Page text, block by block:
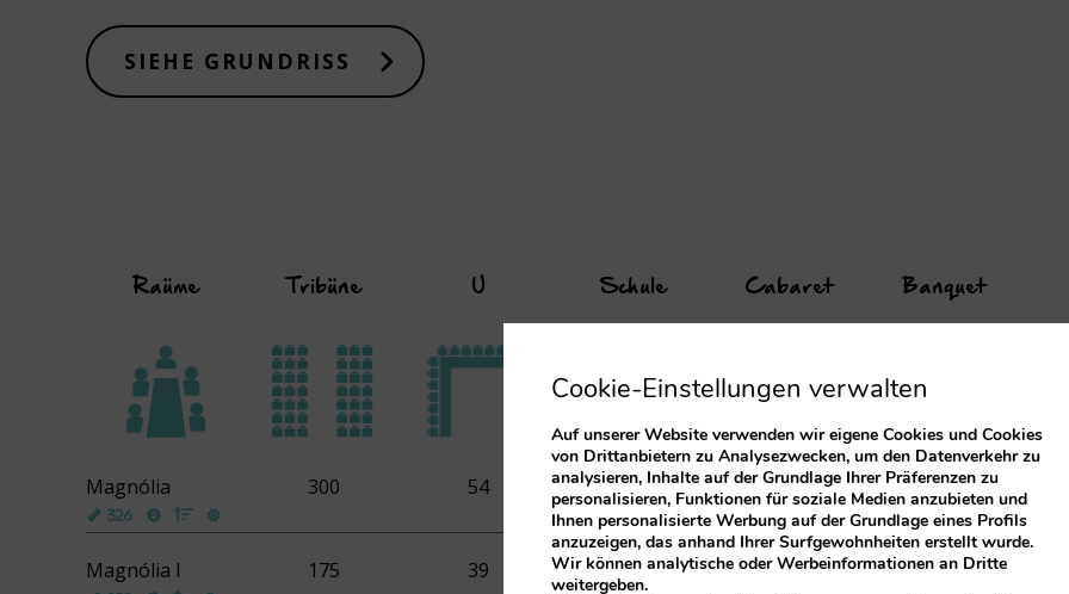
SIEHE GRUNDRISS
Raüme Tribüne U Schule Cabaret Banquet
Magnólia 300 54 197 75 170
Magnólia l 175 39 96 50 120
Cookie-Einstellungen verwalten
Auf unserer Website verwenden wir eigene Cookies und Cookies
von Drittanbietern zu Analysezwecken, um den Datenverkehr zu
analysieren, Inhalte auf der Grundlage Ihrer Präferenzen zu
personalisieren, Funktionen für soziale Medien anzubieten und
Ihnen personalisierte Werbung auf der Grundlage eines Profils
anzuzeigen, das anhand Ihrer Surfgewohnheiten erstellt wurde.
Wir können analytische oder Werbeinformationen an Dritte
weitergeben.